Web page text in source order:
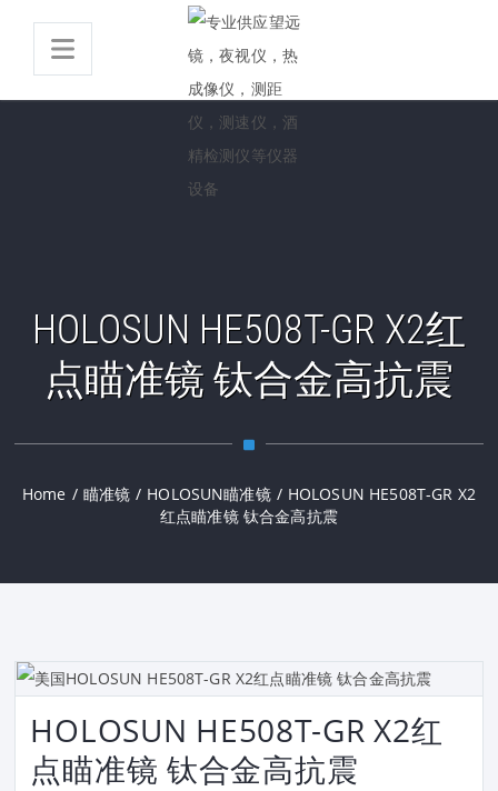
HOLOSUN HE508T-GR X2红
点瞄准镜 钛合金高抗震
Home / 瞄准镜 / HOLOSUN瞄准镜 / HOLOSUN HE508T-GR X2
红点瞄准镜 钛合金高抗震
HOLOSUN HE508T-GR X2红
点瞄准镜 钛合金高抗震